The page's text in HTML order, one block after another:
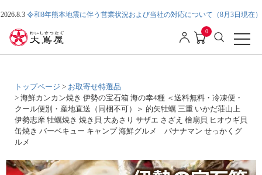
2026.8.3 令和8年熊本地震に伴う営業状況および当社の対応について（8月3日現在）
0
トップページ
お取寄せ特選品
海鮮カンカン焼き 伊勢の宝石箱 海の幸4種 ＜送料無料・冷凍便・
クール便別・産地直送（同梱不可）＞ 的矢牡蠣 三重 いかだ荘山上
伊勢志摩 牡蠣焼き 焼き貝 大あさり サザエ さざえ 檜扇貝 ヒオウギ貝
缶焼き バーベキュー キャンプ 海鮮グルメ バナナマン せっかくグ
ルメ